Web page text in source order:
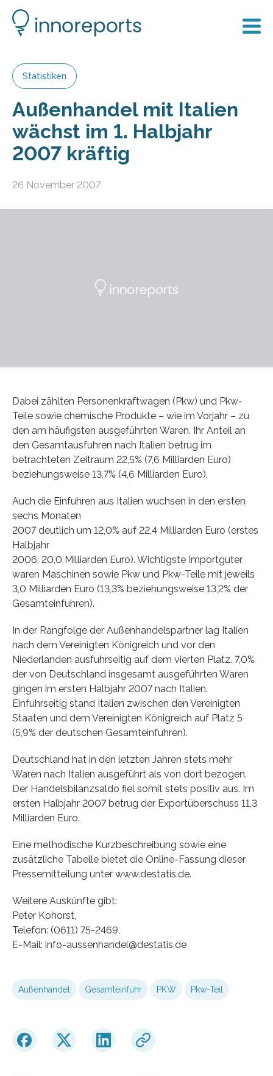
Statistiken
Außenhandel mit Italien
wächst im 1. Halbjahr
2007 kräftig
26 November 2007
Dabei zählten Personenkraftwagen (Pkw) und Pkw-
Teile sowie chemische Produkte – wie im Vorjahr – zu
den am häufigsten ausgeführten Waren. Ihr Anteil an
den Gesamtausfuhren nach Italien betrug im
betrachteten Zeitraum 22,5% (7,6 Milliarden Euro)
beziehungsweise 13,7% (4,6 Milliarden Euro).
Auch die Einfuhren aus Italien wuchsen in den ersten
sechs Monaten
2007 deutlich um 12,0% auf 22,4 Milliarden Euro (erstes
Halbjahr
2006: 20,0 Milliarden Euro). Wichtigste Importgüter
waren Maschinen sowie Pkw und Pkw-Teile mit jeweils
3,0 Milliarden Euro (13,3% beziehungsweise 13,2% der
Gesamteinfuhren).
In der Rangfolge der Außenhandelspartner lag Italien
nach dem Vereinigten Königreich und vor den
Niederlanden ausfuhrseitig auf dem vierten Platz. 7,0%
der von Deutschland insgesamt ausgeführten Waren
gingen im ersten Halbjahr 2007 nach Italien.
Einfuhrseitig stand Italien zwischen den Vereinigten
Staaten und dem Vereinigten Königreich auf Platz 5
(5,9% der deutschen Gesamteinfuhren).
Deutschland hat in den letzten Jahren stets mehr
Waren nach Italien ausgeführt als von dort bezogen.
Der Handelsbilanzsaldo fiel somit stets positiv aus. Im
ersten Halbjahr 2007 betrug der Exportüberschuss 11,3
Milliarden Euro.
Eine methodische Kurzbeschreibung sowie eine
zusätzliche Tabelle bietet die Online-Fassung dieser
Pressemitteilung unter www.destatis.de.
Weitere Auskünfte gibt:
Peter Kohorst,
Telefon: (0611) 75-2469,
E-Mail: info-aussenhandel@destatis.de
Außenhandel Gesamteinfuhr PKW Pkw-Teil